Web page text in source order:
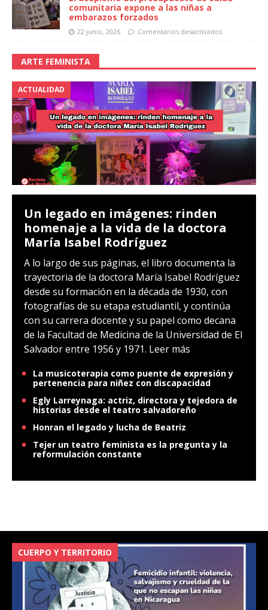
comunitaria expone a las niñas a
embarazos forzados
22 junio, 2026 Comentarios desactivados
ARTE FEMINISTA
ACTUALIDAD
Un legado en imágenes: rinden
homenaje a la vida de la doctora
María Isabel Rodríguez
A lo largo de sus páginas, el libro documenta la
trayectoria de la doctora María Isabel Rodríguez
desde su formación en la década de 1930, con
fotografías de su etapa estudiantil, y continúa
con su carrera docente y su papel como decana
de la Facultad de Medicina de la Universidad de El
Salvador entre 1956 y 1971. Leer más
La musicoterapia como puente de expresión y
pertenencia para niñez con discapacidad
Egly Larreynaga: actriz, directora y tejedora de
historias desde el teatro salvadoreño
Honran el legado y lucha de Beatriz
Tejer un teatro feminista es la pregunta y la
reformulación constante
CUERPO Y TERRITORIO